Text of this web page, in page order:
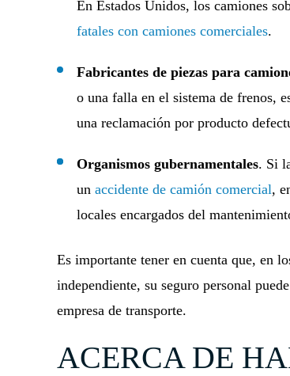
En Estados Unidos, los camiones
fatales con camiones comerciales.
Fabricantes de piezas para
o una falla en el sistema de frenos,
una reclamación por producto
Organismos gubernamentales. Si
un accidente de camión comercial,
locales encargados del
Es importante tener en cuenta que, en
independiente, su seguro personal
empresa de transporte.
ACERCA DE